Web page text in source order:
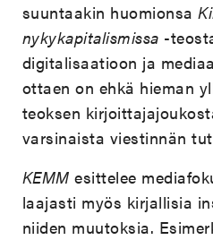
suuntaakin huomionsa
nykykapitalismissa -
digitalisaatioon ja
ottaen on ehkä hieman
teoksen
varsinaista viestinnän
KEMM esittelee
laajasti myös kirjallisia
niiden muutoksia.